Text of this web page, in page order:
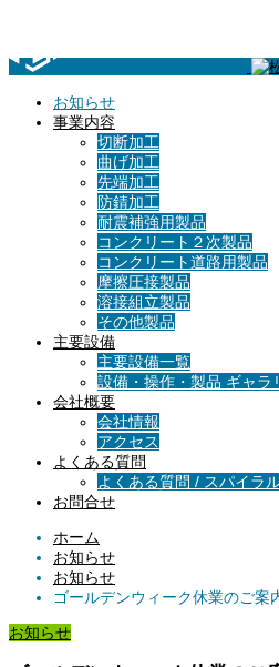
お知らせ
事業内容
切断加工
曲げ加工
先端加工
防錆加工
耐震補強用製品
コンクリート２次製品
コンクリート道路用製品
摩擦圧接製品
溶接組立製品
その他製品
主要設備
主要設備一覧
設備・操作・製品 ギャラ
会社概要
会社情報
アクセス
よくある質問
よくある質問 / スパイラ
お問合せ
ホーム
お知らせ
お知らせ
ゴールデンウィーク休業のご案
お知らせ